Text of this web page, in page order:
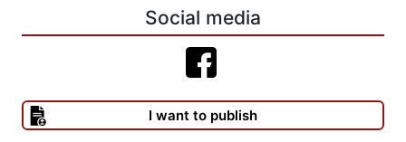
Social media
I want to publish